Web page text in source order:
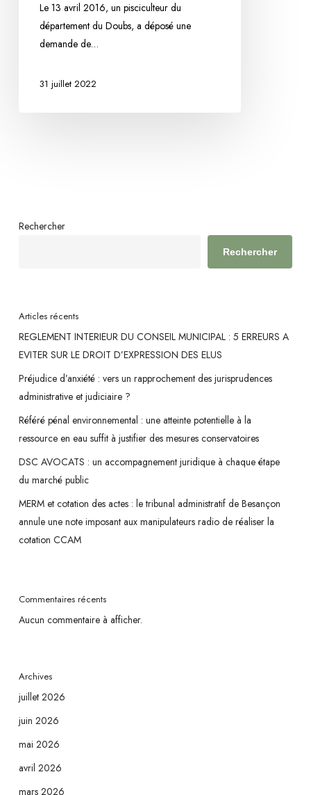
Le 13 avril 2016, un pisciculteur du
département du Doubs, a déposé une
demande de…
31 juillet 2022
Rechercher
Rechercher
Articles récents
REGLEMENT INTERIEUR DU CONSEIL MUNICIPAL : 5 ERREURS A
EVITER SUR LE DROIT D’EXPRESSION DES ELUS
Préjudice d’anxiété : vers un rapprochement des jurisprudences
administrative et judiciaire ?
Référé pénal environnemental : une atteinte potentielle à la
ressource en eau suffit à justifier des mesures conservatoires
DSC AVOCATS : un accompagnement juridique à chaque étape
du marché public
MERM et cotation des actes : le tribunal administratif de Besançon
annule une note imposant aux manipulateurs radio de réaliser la
cotation CCAM
Commentaires récents
Aucun commentaire à afficher.
Archives
juillet 2026
juin 2026
mai 2026
avril 2026
mars 2026